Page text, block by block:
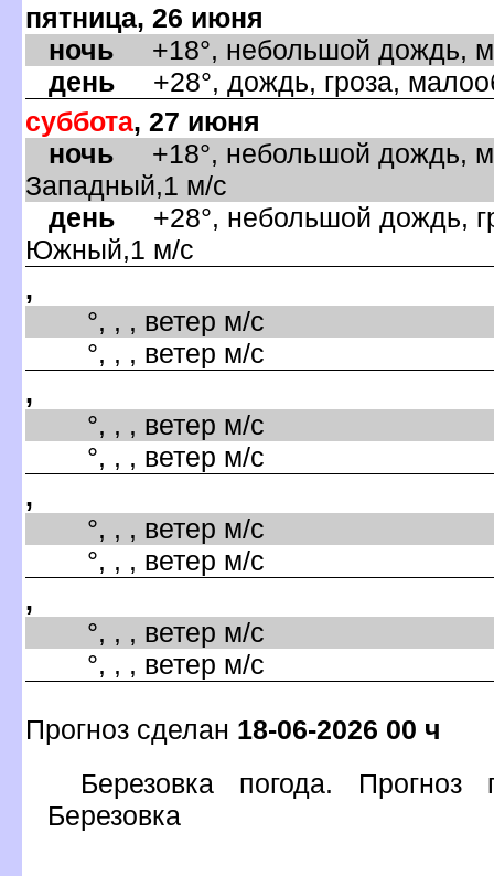
пятница, 26 июня
ночь +18°, небольшой дождь,
день +28°, дождь, гроза,
суббота, 27 июня
ночь +18°, небольшой дождь,
Западный,1 м/с
день +28°, небольшой дождь,
Южный,1 м/с
,
°, , , ветер м/с
°, , , ветер м/с
,
°, , , ветер м/с
°, , , ветер м/с
,
°, , , ветер м/с
°, , , ветер м/с
,
°, , , ветер м/с
°, , , ветер м/с
Прогноз сделан 18-06-2026 00 ч
Березовка погода.
Березовка